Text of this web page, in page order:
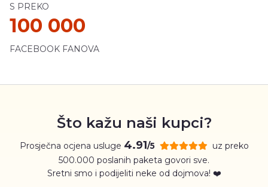
S PREKO
100 000
FACEBOOK FANOVA
Što kažu naši kupci?
Prosječna ocjena usluge 4.91/5
uz preko
500.000 poslanih paketa govori sve.
Sretni smo i podijeliti neke od dojmova! ❤️